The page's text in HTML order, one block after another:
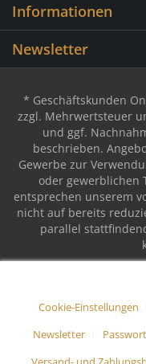
Informationen
Newsletter
* Geschäftskunden
zzgl. Mehrwertsteuer
und ggf.
beschrieben.
Gewerbe zur
oder gewerblichen
entsprechen unserem
nicht auf bereits
parallel
Cookie-Einstellungen
Newsletter